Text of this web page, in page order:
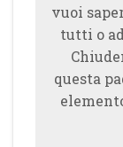
vuoi
tutti o
questa